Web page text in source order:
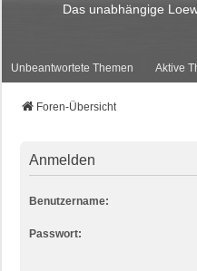
Das unabhängige
Unbeantwortete Themen Aktive
Foren-Übersicht
Anmelden
Benutzername:
Passwort: